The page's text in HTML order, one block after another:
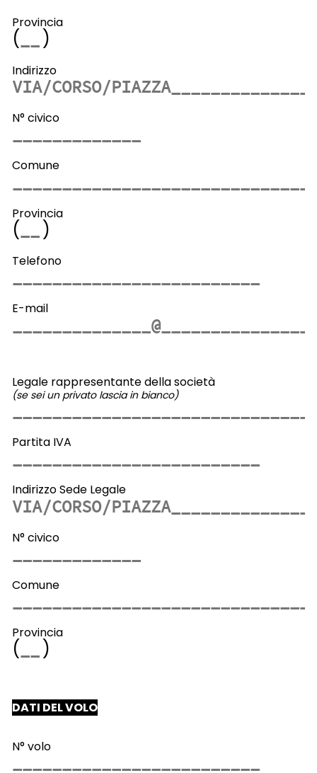
Provincia
( )
Indirizzo
N° civico
Comune
Provincia
( )
Telefono
E-mail
Legale rappresentante della società
(se sei un privato lascia in bianco)
Partita IVA
Indirizzo Sede Legale
N° civico
Comune
Provincia
( )
DATI DEL VOLO
N° volo